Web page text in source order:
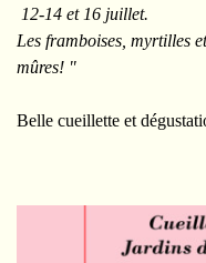
12-14 et 16 juillet.
Les framboises, myrtilles
mûres! "
Belle cueillette et